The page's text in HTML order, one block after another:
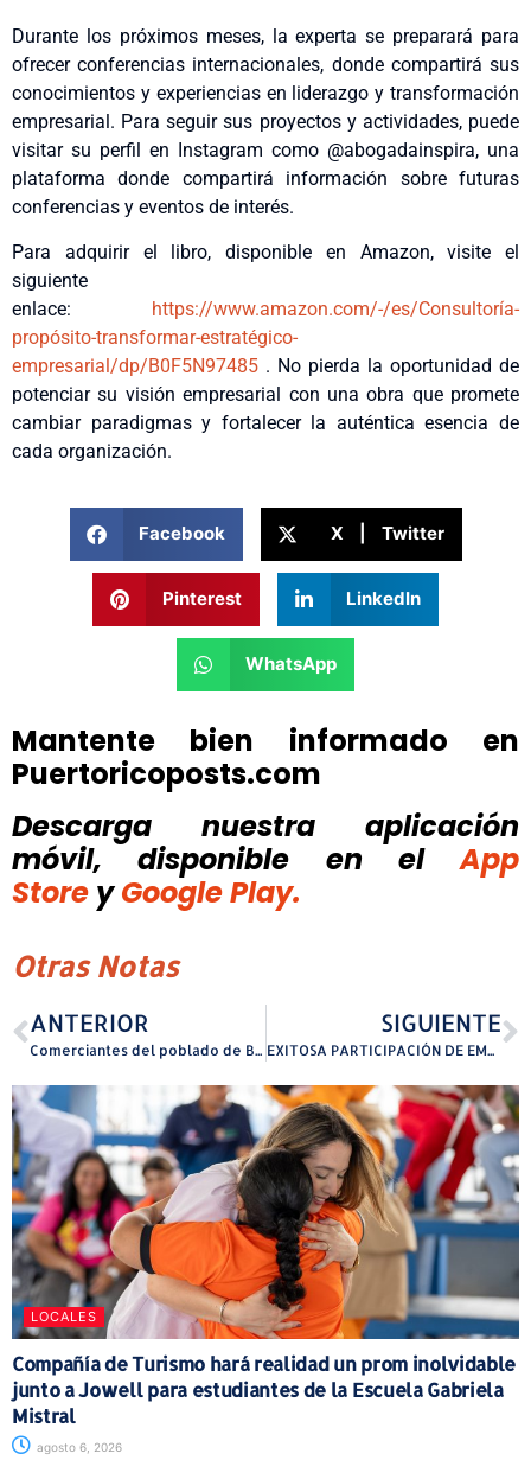
Durante los próximos meses, la experta se preparará para
ofrecer conferencias internacionales, donde compartirá sus
conocimientos y experiencias en liderazgo y transformación
empresarial. Para seguir sus proyectos y actividades, puede
visitar su perfil en Instagram como @abogadainspira, una
plataforma donde compartirá información sobre futuras
conferencias y eventos de interés.
Para adquirir el libro, disponible en Amazon, visite el
siguiente
enlace:
https://www.amazon.com/-/es/Consultoría-
propósito-transformar-estratégico-
empresarial/dp/B0F5N97485 . No pierda la oportunidad de
potenciar su visión empresarial con una obra que promete
cambiar paradigmas y fortalecer la auténtica esencia de
cada organización.
Facebook X | Twitter
Pinterest LinkedIn
WhatsApp
Mantente bien informado en
Puertoricoposts.com
Descarga nuestra aplicación
móvil, disponible
en el
App
Store y Google Play.
Otras Notas
ANTERIOR
Comerciantes del poblado de Boquerón no descartan un activo fin de semana largo del 4 de julio
SIGUIENTE
EXITOSA PARTICIPACIÓN DE EMPRESAS PUERTORRIQUEÑAS EN EL FANCY FOOD SHOW
LOCALES
Compañía de Turismo hará realidad un prom inolvidable
junto a Jowell para estudiantes de la Escuela Gabriela
Mistral
agosto 6, 2026